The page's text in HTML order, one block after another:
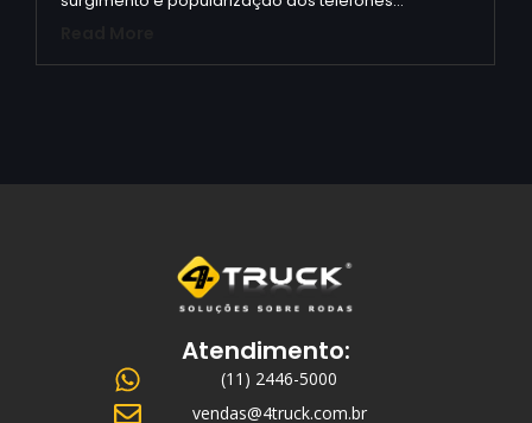
Atendimento:
(11) 2446-5000
vendas@4truck.com.br